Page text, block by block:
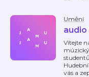
Umění
audio
Vítejte
vás a